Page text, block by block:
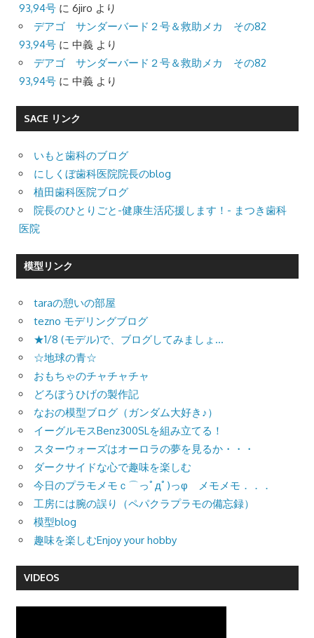
93,94号 に 6jiro より
デアゴ サンダーバード２号＆救助メカ その82
93,94号 に 中義 より
デアゴ サンダーバード２号＆救助メカ その82
93,94号 に 中義 より
SACE リンク
いもと歯科のブログ
にしくぼ歯科医院院長のblog
植田歯科医院ブログ
院長のひとりごと-健康生活応援します！- まつき歯科
医院
模型リンク
taraの憩いの部屋
tezno モデリングブログ
★1/8 (モデル)で、ブログしてみましょ…
☆地球の青☆
おもちゃのチャチャチャ
どろぼうひげの製作記
なおの模型ブログ（ガンダム大好き♪）
イーグルモスBenz300SLを組み立てる！
スターウォーズはオーロラの夢を見るか・・・
ダークサイドな心で趣味を楽しむ
今日のプラモメモｃ⌒っﾟдﾟ)っφ メモメモ．．．
工房には腕の誤り（ペパクラプラモの備忘録）
模型blog
趣味を楽しむEnjoy your hobby
VIDEOS